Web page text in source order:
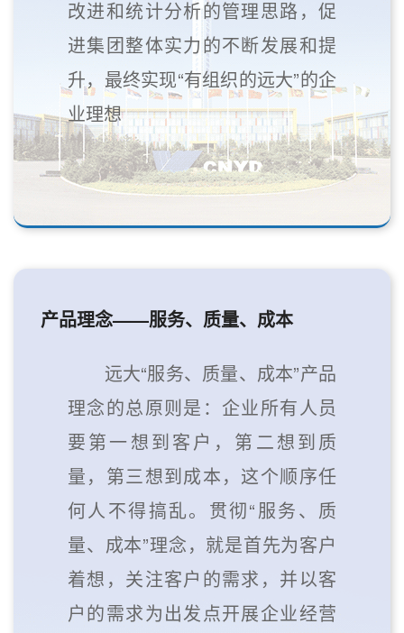
改进和统计分析的管理思路，促
进集团整体实力的不断发展和提
升，最终实现“有组织的远大”的企
业理想
产品理念——服务、质量、成本
远大“服务、质量、成本”产品
理念的总原则是：企业所有人员
要第一想到客户，第二想到质
量，第三想到成本，这个顺序任
何人不得搞乱。贯彻“服务、质
量、成本”理念，就是首先为客户
着想，关注客户的需求，并以客
户的需求为出发点开展企业经营